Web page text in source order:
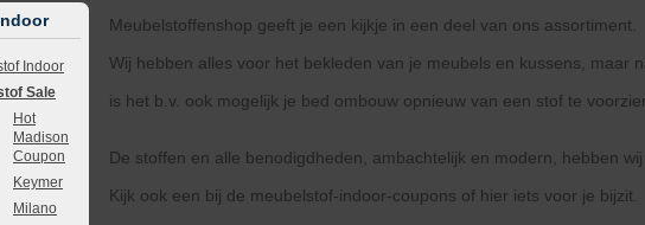
Indoor
Sale
Hot
Madison
Coupon
Keymer
Milano
Meubelstoffenshop geeft je een kijkje in een deel van ons assortiment.
Wij hebben alles voor het bekleden van je meubels en kussens, maar
is het b.v. ook mogelijk je bed ombouw opnieuw van een stof te
De stoffen en alle benodigdheden, ambachtelijk en modern, hebben wij
Kijk ook een bij de meubelstof-indoor-coupons of hier iets voor je bijzit.